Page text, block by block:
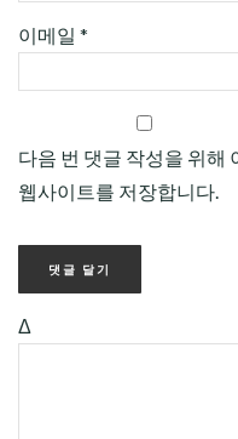
이메일 *
다음 번 댓글 작성을 위해
웹사이트를 저장합니다.
Δ